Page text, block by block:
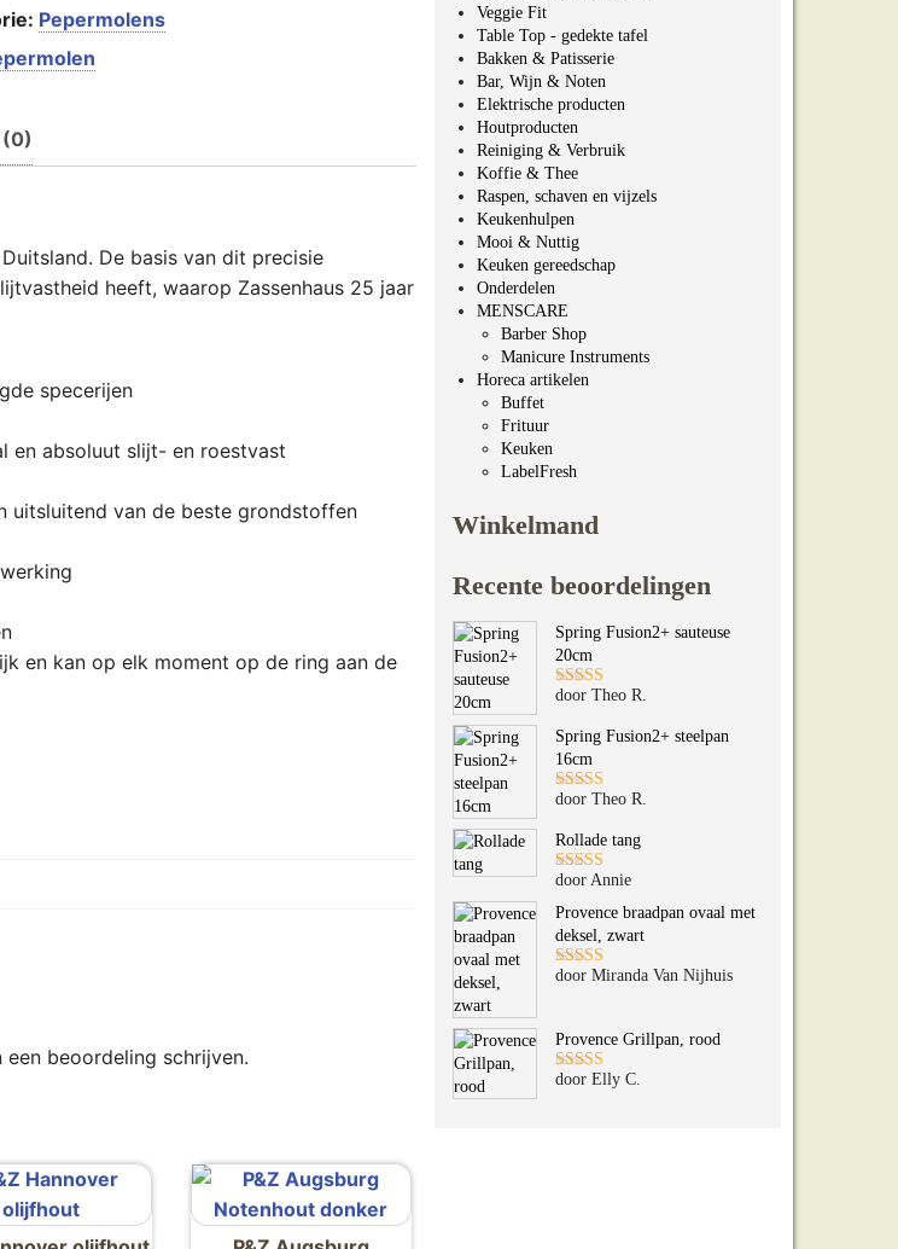
Pepermolens
De basis van dit precisie
heeft, waarop Zassenhaus 25 jaar
specerijen
en absoluut slijt- en roestvast
uitsluitend van de beste grondstoffen
en kan op elk moment op de ring aan de
beoordeling schrijven.
Veggie Fit
Table Top - gedekte tafel
Bakken & Patisserie
Bar, Wijn & Noten
Elektrische producten
Houtproducten
Reiniging & Verbruik
Koffie & Thee
Raspen, schaven en vijzels
Keukenhulpen
Mooi & Nuttig
Keuken gereedschap
Onderdelen
MENSCARE
Barber Shop
Manicure Instruments
Horeca artikelen
Buffet
Frituur
Keuken
LabelFresh
Winkelmand
Recente beoordelingen
Spring Fusion2+ sauteuse
20cm
Gewaardeerd
door Theo R.
Spring Fusion2+ steelpan
16cm
Gewaardeerd
door Theo R.
Rollade tang
Gewaardeerd
5uit 5
door Annie
Provence braadpan ovaal met
deksel, zwart
Gewaardeerd
door Miranda Van Nijhuis
Provence Grillpan, rood
Gewaardeerd
door Elly C.